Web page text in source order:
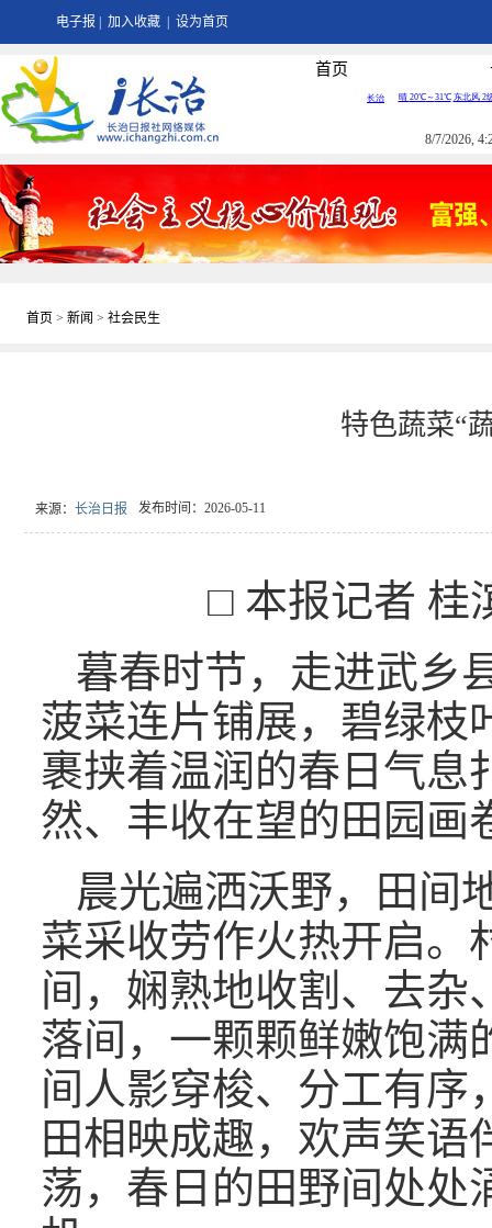
电子报 加入收藏 设为首页
首页
8/7/2026,
首页 > 新闻 > 社会民生
特色蔬菜“
来源： 长治日报 发布时间：2026-05-11
□ 本报记者 桂
暮春时节，走进武乡
菠菜连片铺展，碧绿枝
裹挟着温润的春日气息
然、丰收在望的田园画
晨光遍洒沃野，田间
菜采收劳作火热开启。
间，娴熟地收割、去杂
落间，一颗颗鲜嫩饱满
间人影穿梭、分工有序
田相映成趣，欢声笑语
荡，春日的田野间处处